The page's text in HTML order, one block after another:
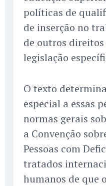
políticas de
de inserção no
de outros
legislação
O texto
especial a essas
normas gerais
a Convenção
Pessoas com
tratados
humanos de que